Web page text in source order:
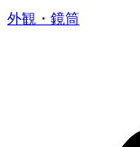
外観・鏡筒